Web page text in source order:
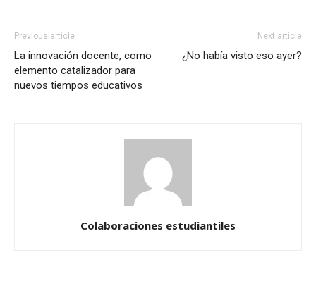
Previous article
La innovación docente, como
elemento catalizador para
nuevos tiempos educativos
Next article
¿No había visto eso ayer?
Colaboraciones estudiantiles